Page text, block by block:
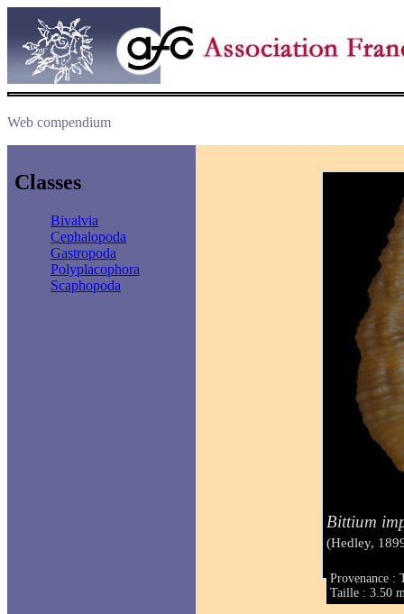
Web compendium
Classes
Bivalvia
Cephalopoda
Gastropoda
Polyplacophora
Scaphopoda
Bittium
(Hedley,
Provenance :
Taille : 3.50